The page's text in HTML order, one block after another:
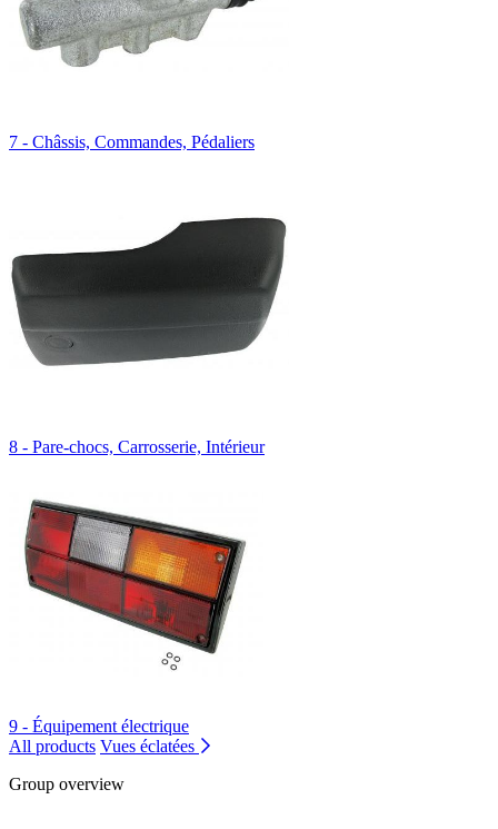
7 - Châssis, Commandes, Pédaliers
8 - Pare-chocs, Carrosserie, Intérieur
9 - Équipement électrique
All products Vues éclatées
Group overview